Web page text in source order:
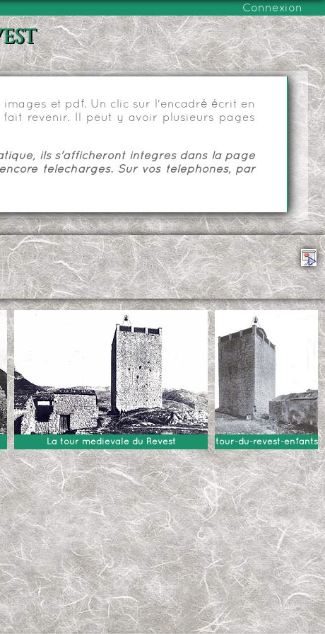
Connexion
et pdf. Un clic sur l'encadré écrit en
revenir. Il peut y avoir plusieurs pages
ils s'afficheront intégrés dans la page
téléchargés. Sur vos téléphones, par
La tour médiévale du Revest tour-du-revest-enfants